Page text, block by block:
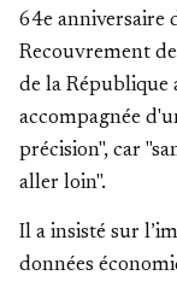
64e anniversaire
Recouvrement
de la République
accompagnée
précision", car
aller loin".
Il a insisté sur
données